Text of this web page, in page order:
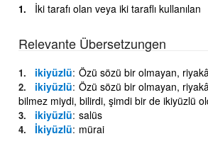
İki tarafı olan veya iki taraflı kullanılan
Relevante Übersetzungen
ikiyüzlü Özü sözü bir olmayan,
ikiyüzlü Özü sözü bir olmayan,
bilmez miydi, bilirdi, şimdi bir de ikiyüzlü
ikiyüzlü salüs
İkiyüzlü mürai